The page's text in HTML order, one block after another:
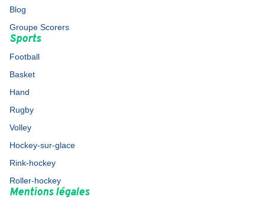
Blog
Groupe Scorers
Sports
Football
Basket
Hand
Rugby
Volley
Hockey-sur-glace
Rink-hockey
Roller-hockey
Mentions légales